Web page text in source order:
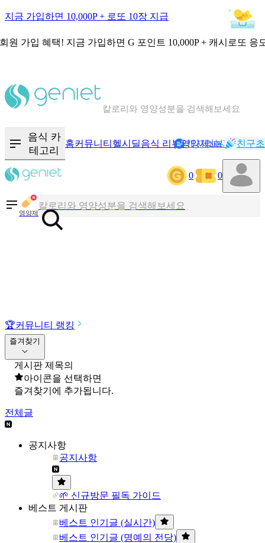
지금 가입하면 10,000P + 로또 10장 지급
원 가입 혜택! 지금 가입하면 G 포인트 10,000P + 캐시로또 응
칼로리와 영양성분을 검색해보세요
음식 카
테고리
홈커뮤니티 헬시딜음식 리뷰영양제NEW기록
캐시리뷰 친구
0 0
영양제
칼로리와 영양성분을 검색해보세요
혈당 · 다이어트 음식 검색해보세요
🏆커뮤니티 랭킹
즐겨찾기
게시판 제목의
아이콘을 선택하면
즐겨찾기에 추가됩니다.
전체글
공지사항
공지사항
🌱 신규방문 필독 가이드
베스트 게시판
베스트 인기글 (실시간)
베스트 인기글 (명예의 전당)